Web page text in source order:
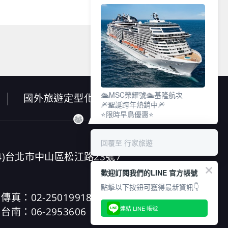
國外旅遊定型化契約書
台北市中山區松江路23號7
傳真：02-25019918
台南：06-2953606
🛳️MSC榮耀號🛳️基隆航次
🎆聖誕跨年熱銷中🎆
⭐限時早鳥優惠⭐
回覆至 行家旅遊
歡迎訂閱我們的LINE 官方帳號
點擊以下按鈕可獲得最新資訊👇
連結 LINE 帳號